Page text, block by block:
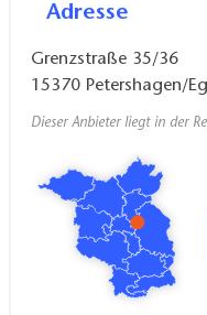
bereit. Auf beiden
Adresse
Grenzstraße 35/36
15370 Petershagen/
Dieser Anbieter liegt in der